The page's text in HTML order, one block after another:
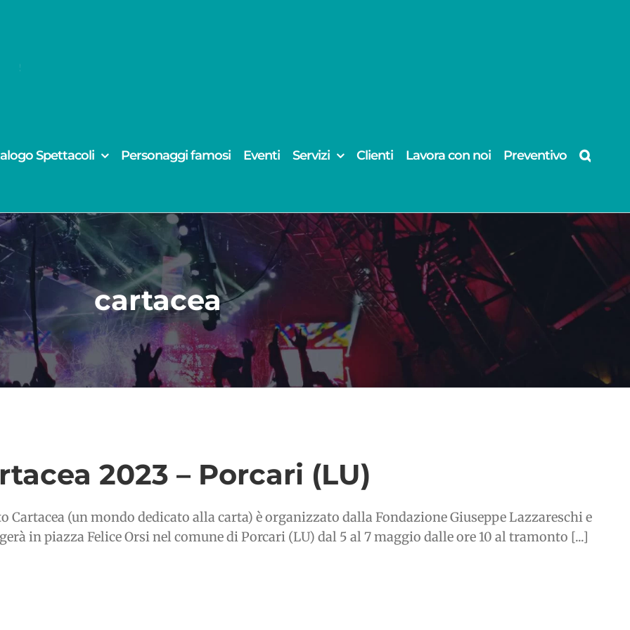
Spettacoli Personaggi famosi Eventi Servizi Clienti Lavora con noi Preventivo
cartacea
2023 – Porcari (LU)
Cartacea (un mondo dedicato alla carta) è organizzato dalla Fondazione Giuseppe Lazzareschi e
in piazza Felice Orsi nel comune di Porcari (LU) dal 5 al 7 maggio dalle ore 10 al tramonto [...]